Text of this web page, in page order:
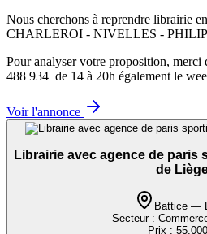
Nous cherchons à reprendre librairie
CHARLEROI - NIVELLES -
Pour analyser votre proposition,
488 934 de 14 à 20h également le
Voir l'annonce
Librairie avec agence de paris
de
Battice —
Secteur :
Prix :